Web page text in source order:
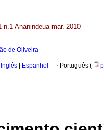
n.1 Ananindeua mar. 2010
de Oliveira
Inglês Espanhol · Português (